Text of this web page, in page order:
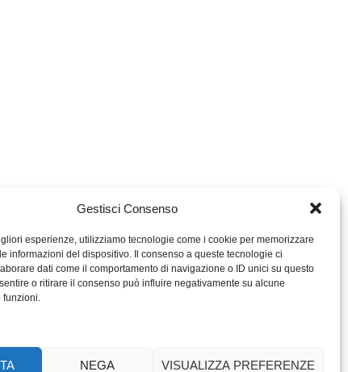
Gestisci Consenso
esperienze, utilizziamo tecnologie come i cookie per memorizzare
informazioni del dispositivo. Il consenso a queste tecnologie ci
dati come il comportamento di navigazione o ID unici su questo
o ritirare il consenso può influire negativamente su alcune
funzioni.
NEGA VISUALIZZA PREFERENZE
MIGROS TICINO
PERCENTO CULTURALE